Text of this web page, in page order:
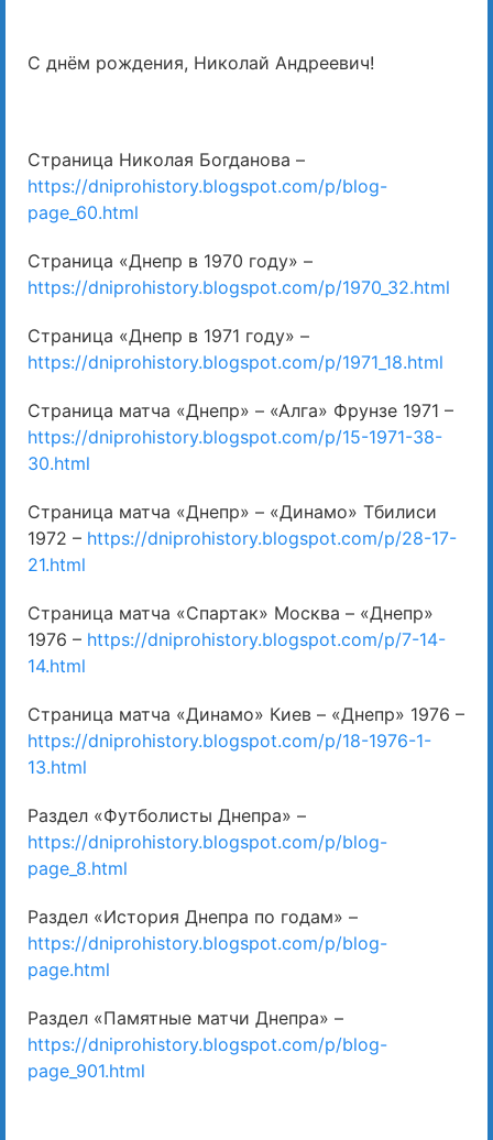
С днём рождения, Николай Андреевич!
Страница Николая Богданова –
https://dniprohistory.blogspot.com/p/blog-
page_60.html
Страница «Днепр в 1970 году» –
https://dniprohistory.blogspot.com/p/1970_32.html
Страница «Днепр в 1971 году» –
https://dniprohistory.blogspot.com/p/1971_18.html
Страница матча «Днепр» – «Алга» Фрунзе 1971 –
https://dniprohistory.blogspot.com/p/15-1971-38-
30.html
Страница матча «Днепр» – «Динамо» Тбилиси
1972 – https://dniprohistory.blogspot.com/p/28-17-
21.html
Страница матча «Спартак» Москва – «Днепр»
1976 – https://dniprohistory.blogspot.com/p/7-14-
14.html
Страница матча «Динамо» Киев – «Днепр» 1976 –
https://dniprohistory.blogspot.com/p/18-1976-1-
13.html
Раздел «Футболисты Днепра» –
https://dniprohistory.blogspot.com/p/blog-
page_8.html
Раздел «История Днепра по годам» –
https://dniprohistory.blogspot.com/p/blog-
page.html
Раздел «Памятные матчи Днепра» –
https://dniprohistory.blogspot.com/p/blog-
page_901.html